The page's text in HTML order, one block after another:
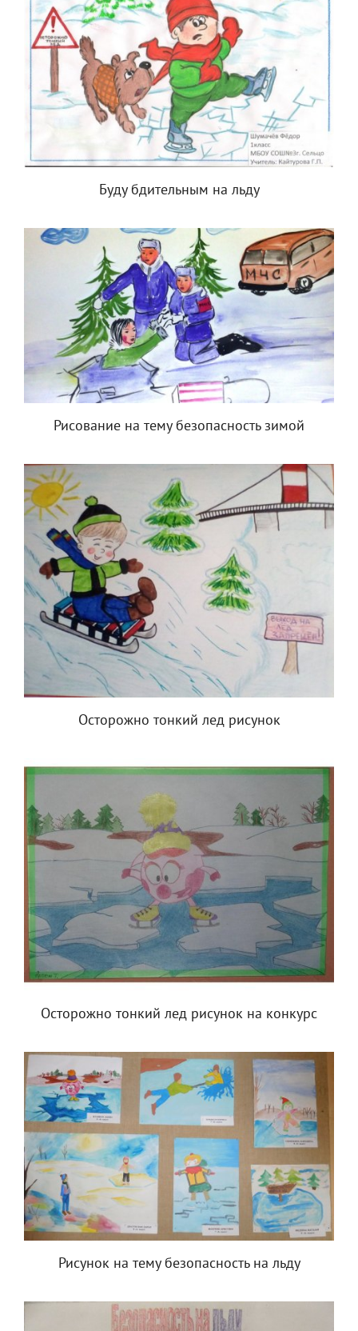
Буду бдительным на льду
Рисование на тему безопасность зимой
Осторожно тонкий лед рисунок
Осторожно тонкий лед рисунок на конкурс
Рисунок на тему безопасность на льду